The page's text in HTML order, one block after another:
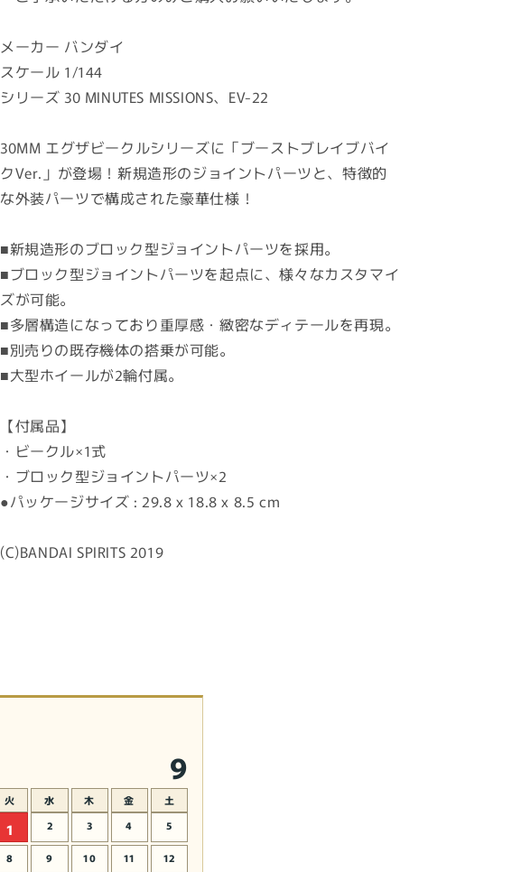
(ブ
ー
ス
レ
イ
ブ
イ
ク
Ver.)
(プ
ラ
モ
デ
数
量
を
減
(ブ
ス
レ
イ
ブ
イ
Ver.)
ラ
モ
デ
を
増
メーカー バンダイ
スケール 1/144
シリーズ 30 MINUTES MISSIONS、EV-22
30MM エグザビークルシリーズに「ブーストブレイブバイ
クVer.」が登場！新規造形のジョイントパーツと、特徴的
な外装パーツで構成された豪華仕様！
■新規造形のブロック型ジョイントパーツを採用。
■ブロック型ジョイントパーツを起点に、様々なカスタマイ
ズが可能。
■多層構造になっており重厚感・緻密なディテールを再現。
■別売りの既存機体の搭乗が可能。
■大型ホイールが2輪付属。
【付属品】
・ビークル×1式
・ブロック型ジョイントパーツ×2
●パッケージサイズ : 29.8 x 18.8 x 8.5 cm
(C)BANDAI SPIRITS 2019
9
火 水 木 金
土
1 2 3 4 5
8 9 10 11 12